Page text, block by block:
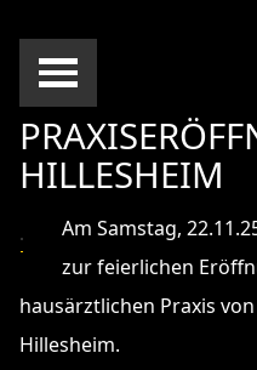
HILLESHEIM
Am Samstag,
zur feierlichen
hausärztlichen Praxis
Hillesheim.